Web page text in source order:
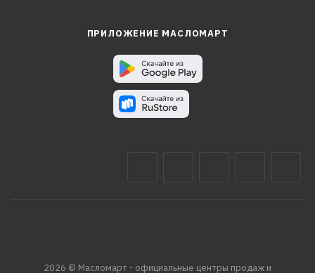
ПРИЛОЖЕНИЕ МАСЛОМАРТ
2026 © Масломарт - официальные центры продаж и